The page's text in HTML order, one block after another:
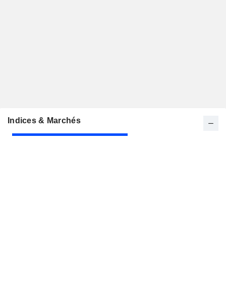
Indices & Marchés